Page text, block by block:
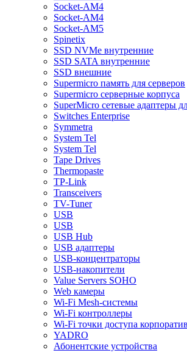
Socket-AM4
Socket-AM4
Socket-AM5
Spinetix
SSD NVMe внутренние
SSD SATA внутренние
SSD внешние
Supermicro память для серверов
Supermicro серверные корпуса
SuperMicro сетевые адаптеры
Switches Enterprise
Symmetra
System Tel
System Tel
Tape Drives
Thermopaste
TP-Link
Transceivers
TV-Tuner
USB
USB
USB Hub
USB адаптеры
USB-концентраторы
USB-накопители
Value Servers SOHO
Web камеры
Wi-Fi Mesh-системы
Wi-Fi контроллеры
Wi-Fi точки доступа
YADRO
Абонентские устройства